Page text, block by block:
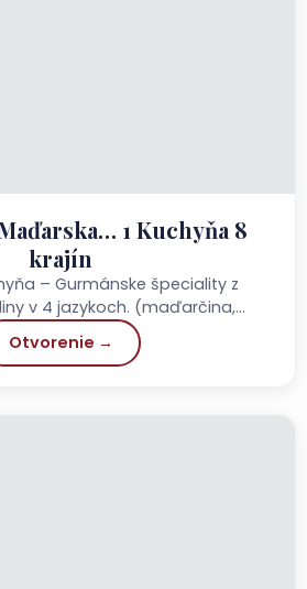
1 Kuchyňa 8
krajín
– Gurmánske špeciality z
v 4 jazykoch. (maďarčina,
francúzština) Vydané: 2013
Könyvkiadó Stránky:...
Otvorenie →